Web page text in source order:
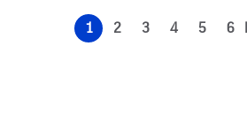
Stronicowanie
Strona
1 Strona
2 Strona
3 Strona
4 Strona
5 6